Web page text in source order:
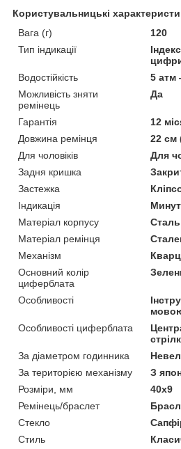
Користувальницькі
Вага (г)
120
Тип індикації
Водостійкість
5 атм
Можливість зняти
ремінець
Да
Гарантія
12
Довжина ремінця
22 см
Для чоловіків
Для
Задня кришка
Застежка
Індикація
Матеріал корпусу
Сталь
Матеріал ремінця
Механізм
Основний колір
циферблата
Особливості
Особливості циферблата
За діаметром годинника
За територією механізму
З
Розміри, мм
40х9
Ремінець/браслет
Стекло
Стиль